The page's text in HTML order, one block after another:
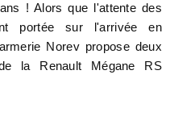
! Alors que l'attente des
portée sur l'arrivée en
Norev propose deux
la Renault Mégane RS